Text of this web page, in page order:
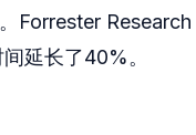
Forrester Research
延长了40%。